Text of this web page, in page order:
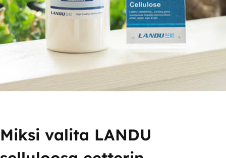
Miksi valita LANDU